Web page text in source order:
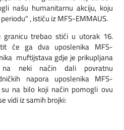
našu humanitarnu akciju, koju
, istiću iz MFS-EMMAUS.
trebao stići u utorak 16.
će ga dva uposlenika MFS-
muftijstava gdje je prikupljana
neki način dali povratnu
napora uposlenika MFS-
na bilo koji način pomogli ovu
vidi iz samih brojki: